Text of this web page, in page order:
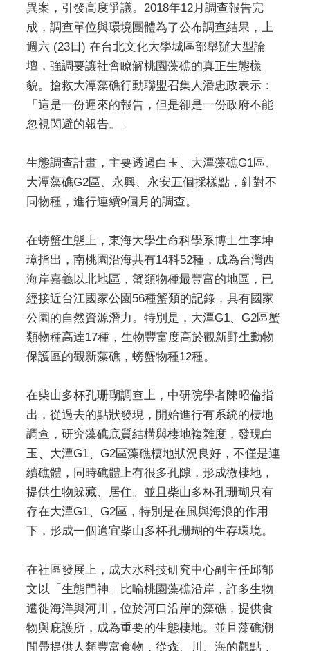
異案，引發高度爭議。2018年12月調查報告完
成，調查單位與環境團體為了公布調查結果，上
週六 (23日) 在台北文化大學城區部舉辦大型論
壇，強調要讓社會瞭解桃園藻礁的真正生態樣
貌。搶救大潭藻礁行動聯盟召集人潘忠政表示：
「這是一份遲來的報告，但是卻是一份政府不能
忽視閃避的報告。」
生態調查計畫，主要透過白玉、大潭藻礁G1區、
大潭藻礁G2區、永興、永安五個採樣點，針對不
同物種，進行連續9個月的調查。
在螃蟹生態上，東海大學生命科學系博士生李坤
璋指出，南桃園沿海共有14科52種，成為台灣西
海岸嘉義以北地區，蟹類物種最豐富的地區，已
經接近台江國家公園56種蟹類的記錄，具有國家
公園的自然資源潛力。特別是，大潭G1、G2區蟹
類物種高達17種，生物豐富度高於觀新野生動物
保護區的觀新藻礁，螃蟹物種12種。
在柴山多杯孔珊瑚調查上，中研院學者陳昭倫指
出，從過去的點狀發現，開始進行有系統的棲地
調查，研究藻礁底質結構與棲地複雜度，發現白
玉、大潭G1、G2區藻礁棲地狀況良好，不僅是連
續礁體，同時礁體上有很多孔隙，形成微棲地，
提供生物躲藏、居住。並且柴山多杯孔珊瑚只有
存在大潭G1、G2區，特別是在風與海浪的作用
下，形成一個適宜柴山多杯孔珊瑚的生存環境。
在社區發展上，成大水科技研究中心副主任邱郁
文以「生態門神」比喻桃園藻礁沿岸，許多生物
遷徙海洋與河川，位於河口沿岸的藻礁，提供食
物與庇護所，成為重要的生態棲地。並且藻礁潮
間帶提供人類豐富食物，從森、川、海的觀點，